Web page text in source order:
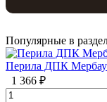
Популярные в
Перила ДПК
1 366 ₽